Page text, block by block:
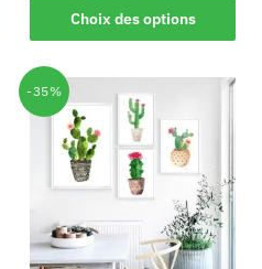
Choix des options
-35%